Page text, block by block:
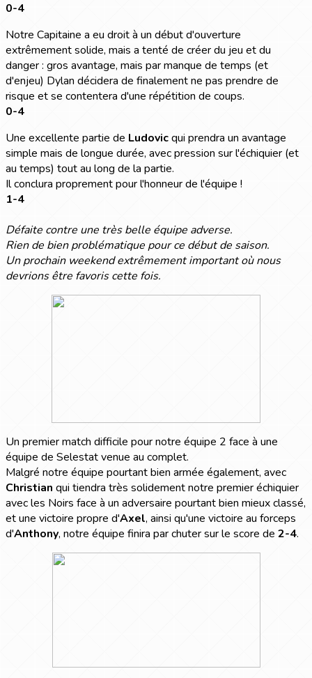
0-4
Notre Capitaine a eu droit à un début d'ouverture
extrêmement solide, mais a tenté de créer du jeu et du
danger : gros avantage, mais par manque de temps (et
d'enjeu) Dylan décidera de finalement ne pas prendre de
risque et se contentera d'une répétition de coups.
0-4
Une excellente partie de Ludovicqui prendra un avantage
simple mais de longue durée, avec pression sur l'échiquier (et
au temps) tout au long de la partie.
Il conclura proprement pour l'honneur de l'équipe !
1-4
Défaite contre une très belle équipe adverse.
Rien de bien problématique pour ce début de saison.
Un prochain weekend extrêmement important où nous
devrions être favoris cette fois.
Un premier match difficile pour notre équipe 2 face à une
équipe de Selestat venue au complet.
Malgré notre équipe pourtant bien armée également, avec
Christian qui tiendra très solidement notre premier échiquier
avec les Noirs face à un adversaire pourtant bien mieux classé,
et une victoire propre d'Axel, ainsi qu'une victoire au forceps
d'Anthony, notre équipe finira par chuter sur le score de 2-4.